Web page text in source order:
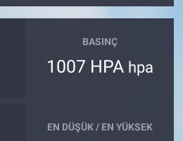
BASINÇ
1007 HPA hpa
EN DÜŞÜK / EN YÜKSEK